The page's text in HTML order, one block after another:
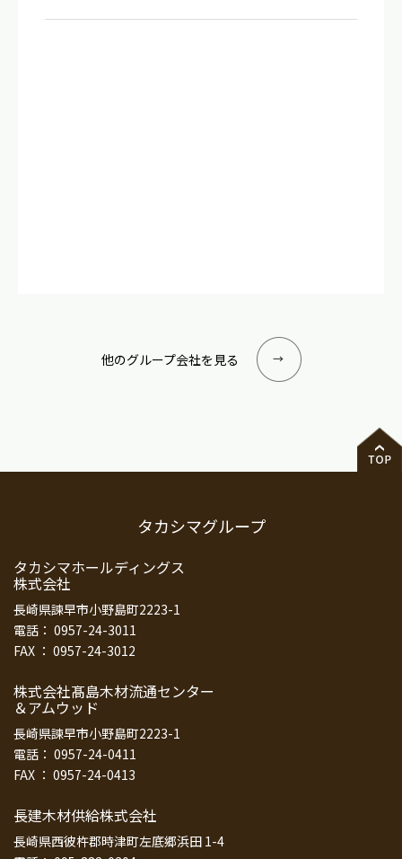
他のグループ会社を見る
タカシマグループ
タカシマホールディングス
株式会社
長崎県諫早市小野島町2223-1
電話： 0957-24-3011
FAX ： 0957-24-3012
株式会社髙島木材流通センター
＆アムウッド
長崎県諫早市小野島町2223-1
電話： 0957-24-0411
FAX ： 0957-24-0413
長建木材供給株式会社
長崎県西彼杵郡時津町左底郷浜田 1-4